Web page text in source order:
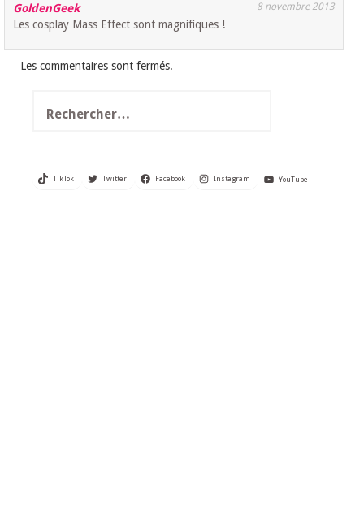
GoldenGeek 8 novembre 2013
Les cosplay Mass Effect sont magnifiques !
Les commentaires sont fermés.
TikTok Twitter Facebook Instagram YouTube